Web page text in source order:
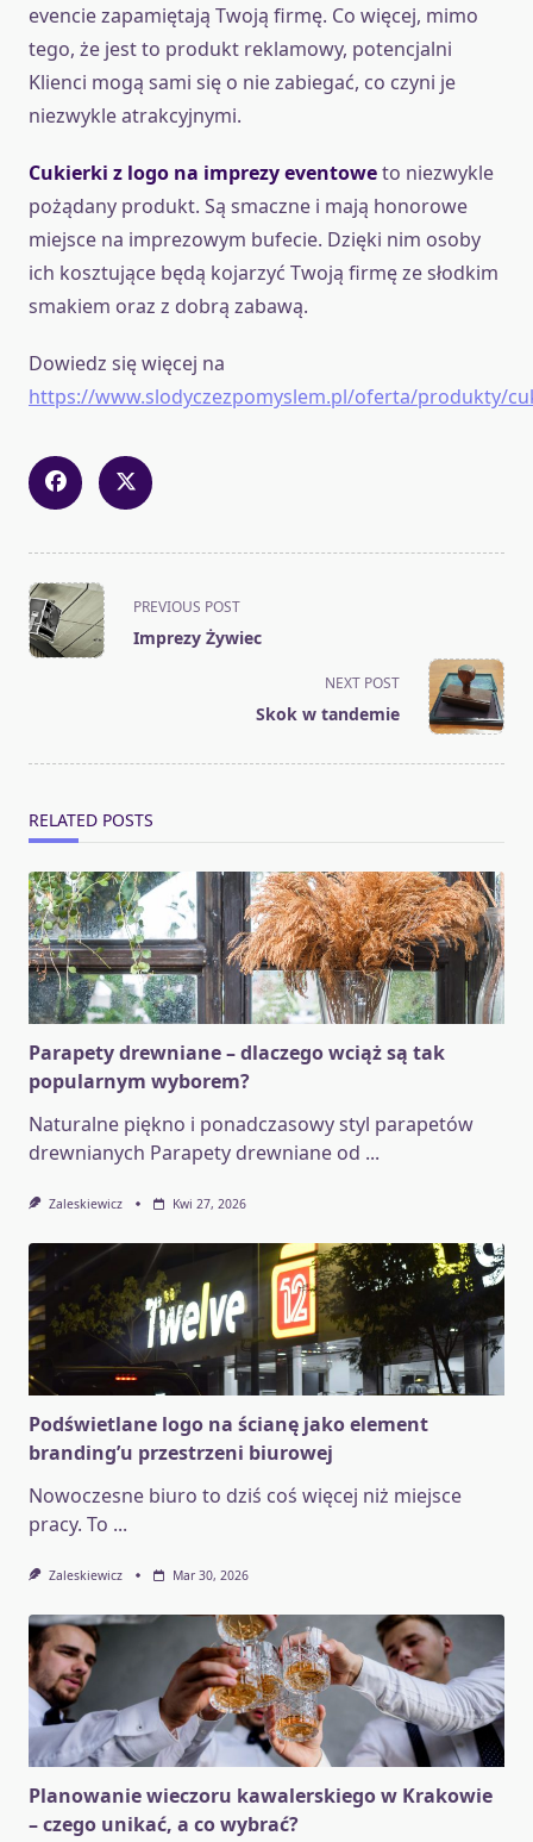
evencie zapamiętają Twoją firmę. Co więcej, mimo
tego, że jest to produkt reklamowy, potencjalni
Klienci mogą sami się o nie zabiegać, co czyni je
niezwykle atrakcyjnymi.
Cukierki z logo na imprezy eventoweto niezwykle
pożądany produkt. Są smaczne i mają honorowe
miejsce na imprezowym bufecie. Dzięki nim osoby
ich kosztujące będą kojarzyć Twoją firmę ze słodkim
smakiem oraz z dobrą zabawą.
Dowiedz się więcej na
https://www.slodyczezpomyslem.pl/oferta/produkty/
<span
class="nav-
subtitle
PREVIOUS POST
Imprezy Żywiec
NEXT POST
Skok w tandemie
RELATED POSTS
Parapety drewniane – dlaczego wciąż są tak
popularnym wyborem?
Naturalne piękno i ponadczasowy styl parapetów
drewnianych Parapety drewniane od ...
Zaleskiewicz Kwi 27, 2026
Podświetlane logo na ścianę jako element
branding’u przestrzeni biurowej
Nowoczesne biuro to dziś coś więcej niż miejsce
pracy. To ...
Zaleskiewicz Mar 30, 2026
Planowanie wieczoru kawalerskiego w Krakowie
– czego unikać, a co wybrać?